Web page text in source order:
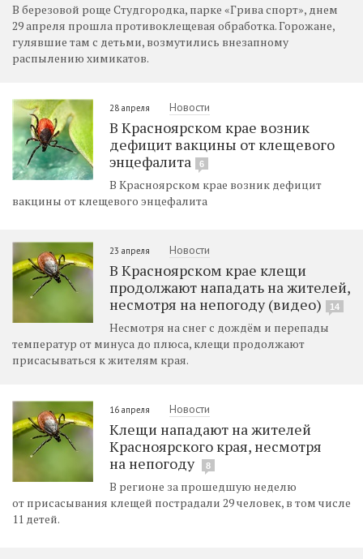
В березовой роще Студгородка, парке «Грива спорт», днем
29 апреля прошла противоклещевая обработка. Горожане,
гулявшие там с детьми, возмутились внезапному
распылению химикатов.
28 апреля Новости
В Красноярском крае возник
дефицит вакцины от клещевого
энцефалита
6
В Красноярском крае возник дефицит
вакцины от клещевого энцефалита
23 апреля Новости
В Красноярском крае клещи
продолжают нападать на жителей,
несмотря на непогоду (видео)
14
Несмотря на снег с дождём и перепады
температур от минуса до плюса, клещи продолжают
присасываться к жителям края.
16 апреля Новости
Клещи нападают на жителей
Красноярского края, несмотря
на непогоду
8
В регионе за прошедшую неделю
от присасывания клещей пострадали 29 человек, в том числе
11 детей.